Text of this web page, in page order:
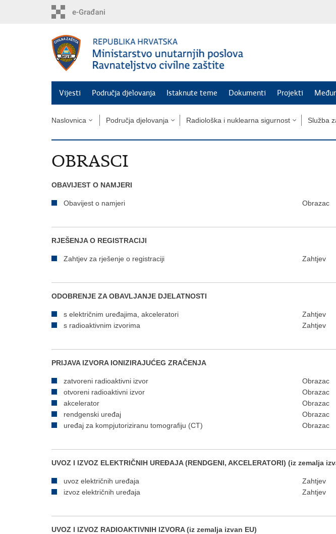
Vijesti Područja djelovanja Istaknute teme Dokumenti Projekti
Naslovnica Područja djelovanja Radiološka i nuklearna sigurnost Služba
OBRASCI
OBAVIJEST O NAMJERI
Obavijest o namjeri Obrazac
RJEŠENJA O REGISTRACIJI
Zahtjev za rješenje o registraciji Zahtjev
ODOBRENJE ZA OBAVLJANJE DJELATNOSTI
s električnim uređajima, akceleratori Zahtjev
s radioaktivnim izvorima
Zahtjev
PRIJAVA IZVORA IONIZIRAJUĆEG ZRAČENJA
zatvoreni radioaktivni izvor Obrazac
otvoreni radioaktivni izvor
Obrazac
akcelerator
Obrazac
rendgenski uređaj
Obrazac
uređaj za kompjutoriziranu tomografiju (CT)
Obrazac
UVOZ I IZVOZ ELEKTRIČNIH UREĐAJA (RENDGENI, AKCELERATORI) (iz zemalja
uvoz električnih uređaja Zahtjev
izvoz električnih uređaja
Zahtjev
UVOZ I IZVOZ RADIOAKTIVNIH IZVORA (iz zemalja izvan EU)